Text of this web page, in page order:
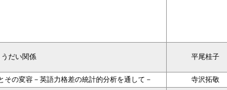
うだい関係 平尾桂子
その変容－英語力格差の統計的分析を通して－
寺沢拓敬